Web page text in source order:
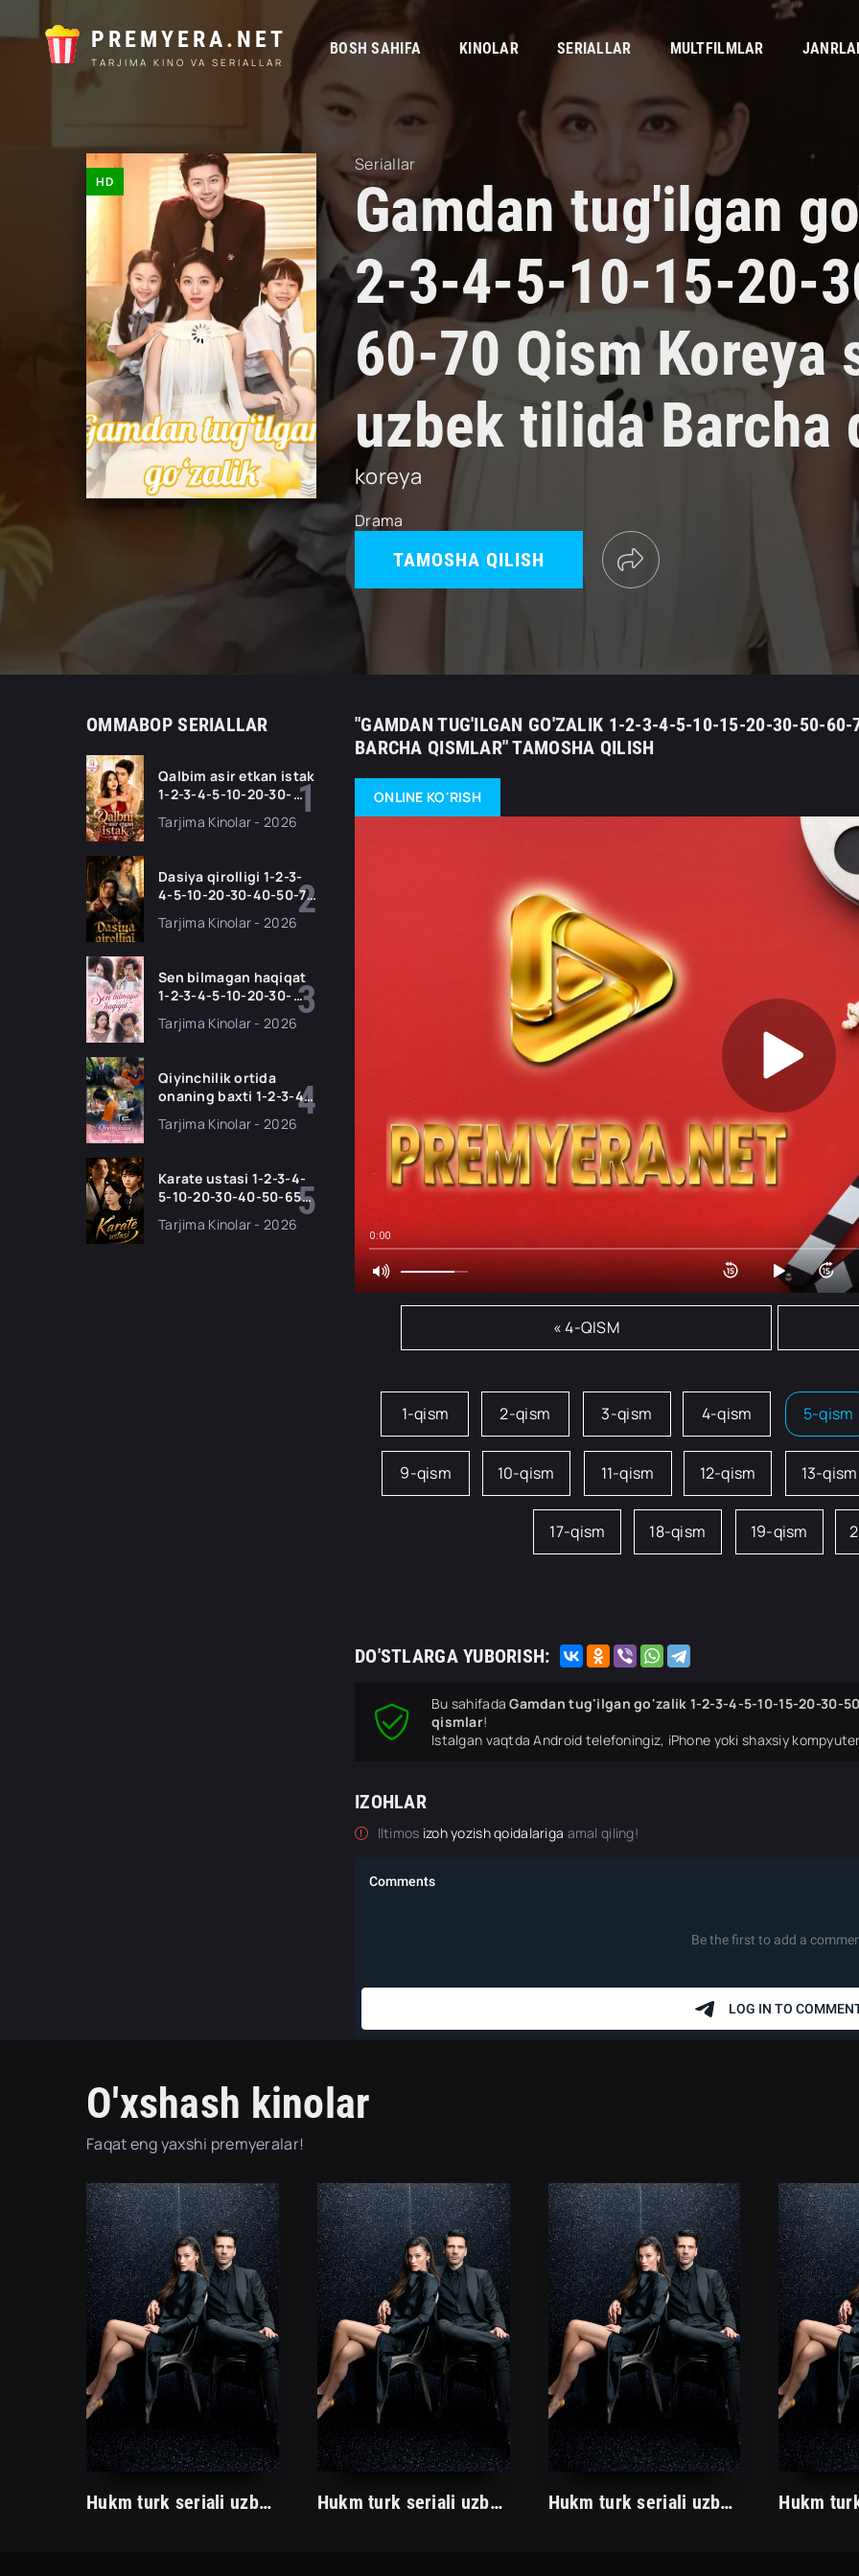
PREMYERA.NET
TARJIMA KINO VA SERIALLAR
BOSH SAHIFA KINOLAR SERIALLAR MULTFILMLAR
HD
Seriallar
Gamdan tug'ilgan
2-3-4-5-10-15-20-
60-70 Qism Koreya
uzbek tilida Barcha
koreya
Drama
TAMOSHA QILISH
OMMABOP SERIALLAR
Qalbim asir etkan istak
1-2-3-4-5-10-20-30-
50-60-70-80-90 Qism
drama koreya seriali
skachat
Tarjima Kinolar - 2026
Dasiya qirolligi 1-2-3-
4-5-10-20-30-40-50-70
seriali uzbek tilida
Tarjima Kinolar - 2026
Sen bilmagan haqiqat
1-2-3-4-5-10-20-30-
50-60-70-80-90 Qism
drama koreya seriali
skachat
Tarjima Kinolar - 2026
Qiyinchilik ortida
onaning baxti 1-2-3-4-
5-10-20-30-40-50-65
Qism drama koreya
HD skachat
Tarjima Kinolar - 2026
Karate ustasi 1-2-3-4-
5-10-20-30-40-50-65
seriali uzbek tilida
Tarjima Kinolar - 2026
"GAMDAN TUG'ILGAN GO'ZALIK 1-2-3-4-5-10-15-20-30-50-60-
BARCHA QISMLAR" TAMOSHA QILISH
ONLINE KO'RISH
0:00
« 4-QISM
1-qism 2-qism 3-qism 4-qism 5-qism
9-qism 10-qism 11-qism 12-qism 13-qism
17-qism 18-qism 19-qism
DO'STLARGA YUBORISH:
Bu sahifadaGamdan tug'ilgan go'zalik 1-2-3-4-5-10-15-20-30-
qismlar!
Istalgan vaqtda Android telefoningiz, iPhone yoki shaxsiy
IZOHLAR
Iltimos izoh yozish qoidalariga amal qiling!
O'xshash kinolar
Faqat eng yaxshi premyeralar!
Hukm turk seriali uzbek tilida /Хукм турк сериали ўзбек тилида/ 203. 204. 205. 206. 207. 208. 209. 210. 211. 212. 213. 214. 215 barcha qismlari. Hukm turk seriali uzbek tilida /Хукм турк сериали ўзбек тилида/ 203. 204. 205. 206. 207. 208. 209. 210. 211. 212. 213. 214. 215 barcha qismlari. Hukm turk seriali uzbek tilida /Хукм турк сериали ўзбек тилида/ 203. 204. 205. 206. 207. 208. 209. 210. 211. 212. 213. 214. 215 barcha qismlari.